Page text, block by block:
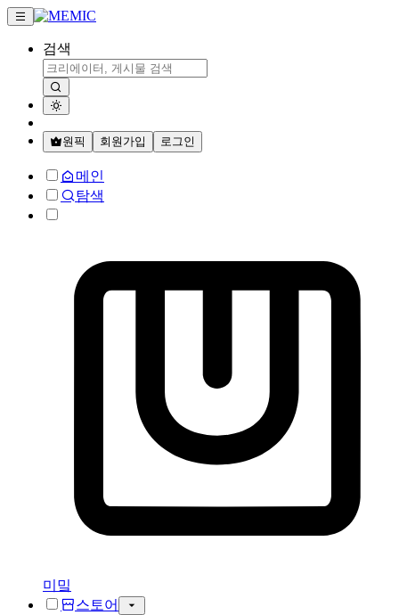
검색
원픽 회원가입 로그인
메인
탐색
미밐
스토어